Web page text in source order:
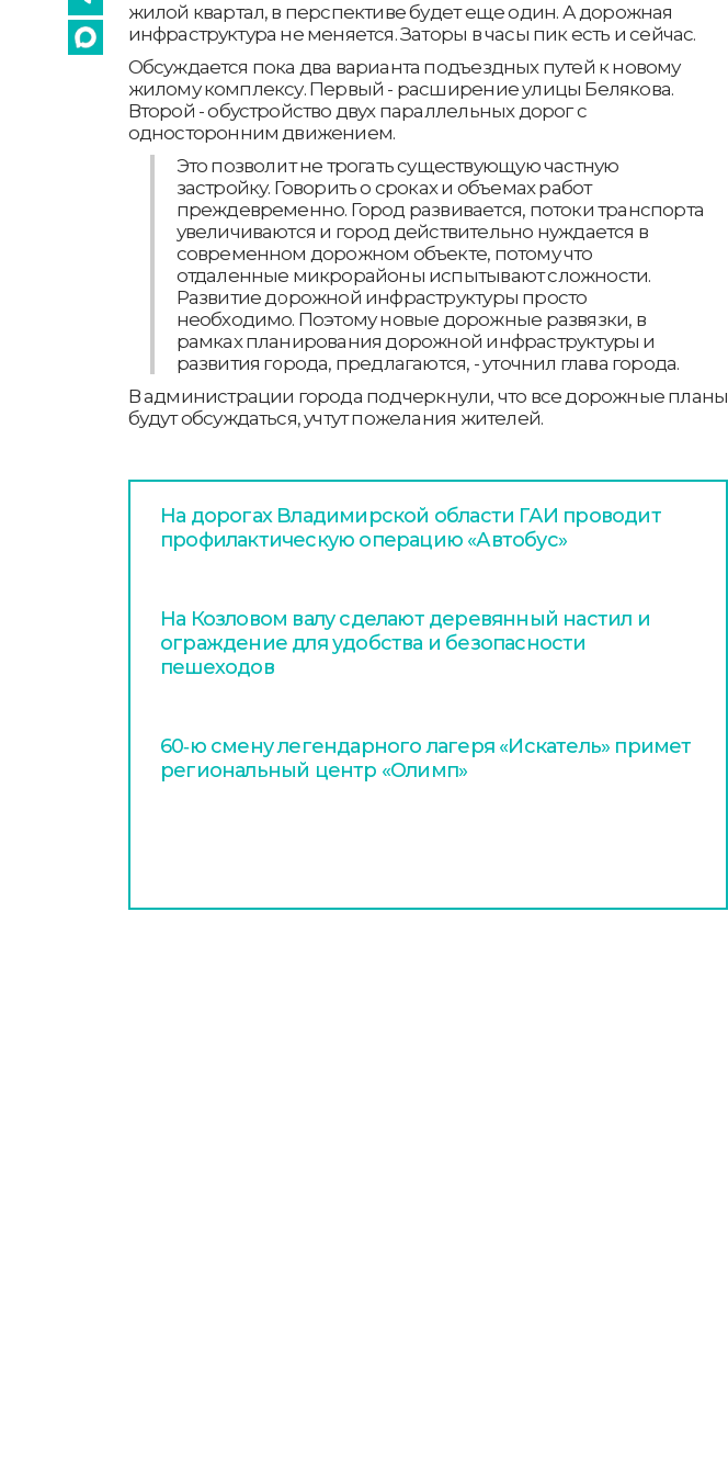
жилой квартал, в перспективе будет еще один. А дорожная
инфраструктура не меняется. Заторы в часы пик есть и сейчас.
Обсуждается пока два варианта подъездных путей к новому
жилому комплексу. Первый - расширение улицы Белякова.
Второй - обустройство двух параллельных дорог с
односторонним движением.
Это позволит не трогать существующую частную
застройку. Говорить о сроках и объемах работ
преждевременно. Город развивается, потоки транспорта
увеличиваются и город действительно нуждается в
современном дорожном объекте, потому что
отдаленные микрорайоны испытывают сложности.
Развитие дорожной инфраструктуры просто
необходимо. Поэтому новые дорожные развязки, в
рамках планирования дорожной инфраструктуры и
развития города, предлагаются, - уточнил глава города.
В администрации города подчеркнули, что все дорожные планы
будут обсуждаться, учтут пожелания жителей.
На дорогах Владимирской области ГАИ проводит
профилактическую операцию «Автобус»
На Козловом валу сделают деревянный настил и
ограждение для удобства и безопасности
пешеходов
60‑ю смену легендарного лагеря «Искатель» примет
региональный центр «Олимп»